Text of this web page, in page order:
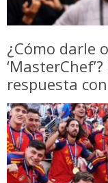
¿Cómo darle
respuesta